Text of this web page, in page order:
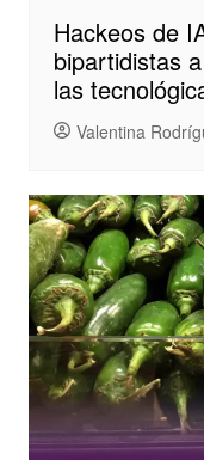
Hackeos de
bipartidistas
las
Valentina